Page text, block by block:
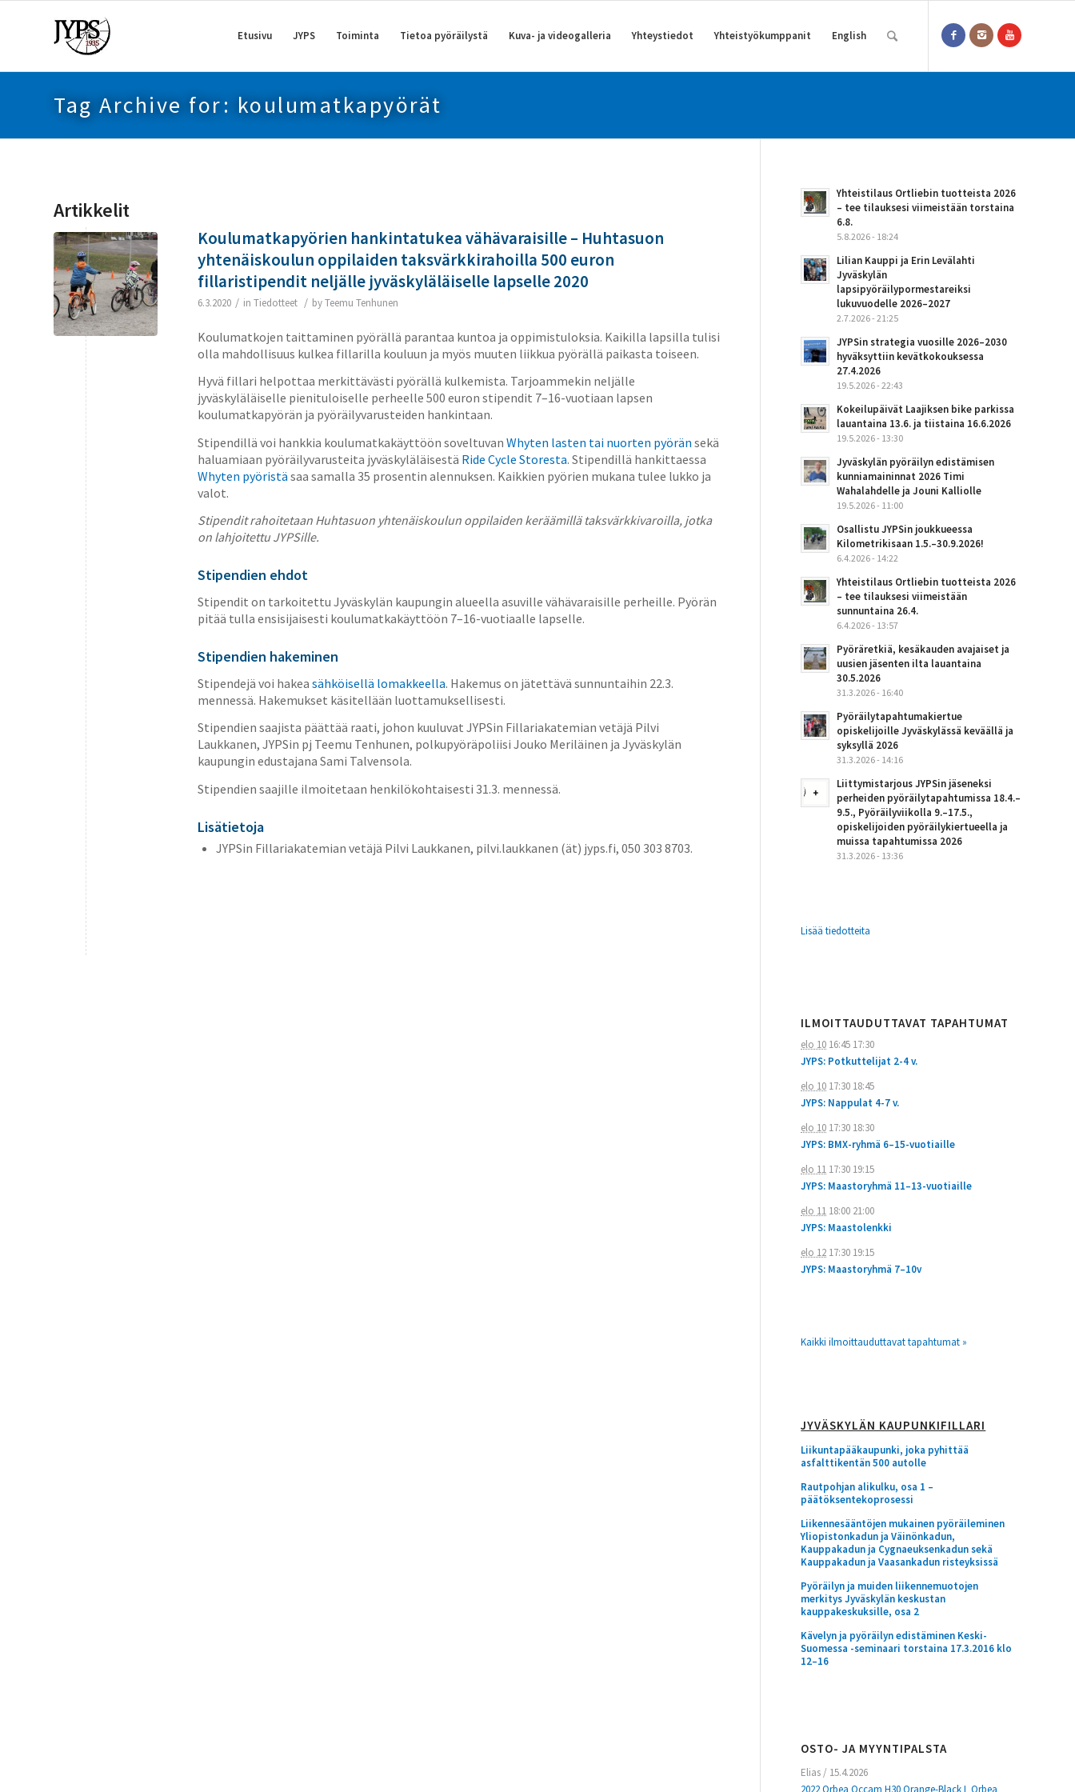
Etusivu JYPS Toiminta Tietoa pyöräilystä Kuva- ja videogalleria Yhteystiedot Yhteistyökumppanit English
Tag Archive for: koulumatkapyörät
Artikkelit
Koulumatkapyörien hankintatukea vähävaraisille – Huhtasuon
yhtenäiskoulun oppilaiden taksvärkkirahoilla 500 euron
fillaristipendit neljälle jyväskyläläiselle lapselle 2020
6.3.2020 / in Tiedotteet / byTeemu Tenhunen
Koulumatkojen taittaminen pyörällä parantaa kuntoa ja oppimistuloksia. Kaikilla lapsilla tulisi
olla mahdollisuus kulkea fillarilla kouluun ja myös muuten liikkua pyörällä paikasta toiseen.
Hyvä fillari helpottaa merkittävästi pyörällä kulkemista. Tarjoammekin neljälle
jyväskyläläiselle pienituloiselle perheelle 500 euron stipendit 7–16-vuotiaan lapsen
koulumatkapyörän ja pyöräilyvarusteiden hankintaan.
Stipendillä voi hankkia koulumatkakäyttöön soveltuvan Whyten lasten tai nuorten pyörän sekä
haluamiaan pyöräilyvarusteita jyväskyläläisestä Ride Cycle Storesta. Stipendillä hankittaessa
Whyten pyöristä saa samalla 35 prosentin alennuksen. Kaikkien pyörien mukana tulee lukko ja
valot.
Stipendit rahoitetaan Huhtasuon yhtenäiskoulun oppilaiden keräämillä taksvärkkivaroilla, jotka
on lahjoitettu JYPSille.
Stipendien ehdot
Stipendit on tarkoitettu Jyväskylän kaupungin alueella asuville vähävaraisille perheille. Pyörän
pitää tulla ensisijaisesti koulumatkakäyttöön 7–16-vuotiaalle lapselle.
Stipendien hakeminen
Stipendejä voi hakea sähköisellä lomakkeella. Hakemus on jätettävä sunnuntaihin 22.3.
mennessä. Hakemukset käsitellään luottamuksellisesti.
Stipendien saajista päättää raati, johon kuuluvat JYPSin Fillariakatemian vetäjä Pilvi
Laukkanen, JYPSin pj Teemu Tenhunen, polkupyöräpoliisi Jouko Meriläinen ja Jyväskylän
kaupungin edustajana Sami Talvensola.
Stipendien saajille ilmoitetaan henkilökohtaisesti 31.3. mennessä.
Lisätietoja
JYPSin Fillariakatemian vetäjä Pilvi Laukkanen, pilvi.laukkanen (ät) jyps.fi, 050 303 8703.
Yhteistilaus Ortliebin tuotteista 2026
– tee tilauksesi viimeistään torstaina
6.8.
5.8.2026 - 18:24
Lilian Kauppi ja Erin Levälahti
Jyväskylän
lapsipyöräilypormestareiksi
lukuvuodelle 2026–2027
2.7.2026 - 21:25
JYPSin strategia vuosille 2026–2030
hyväksyttiin kevätkokouksessa
27.4.2026
19.5.2026 - 22:43
Kokeilupäivät Laajiksen bike parkissa
lauantaina 13.6. ja tiistaina 16.6.2026
19.5.2026 - 13:30
Jyväskylän pyöräilyn edistämisen
kunniamaininnat 2026 Timi
Wahalahdelle ja Jouni Kalliolle
19.5.2026 - 11:00
Osallistu JYPSin joukkueessa
Kilometrikisaan 1.5.–30.9.2026!
6.4.2026 - 14:22
Yhteistilaus Ortliebin tuotteista 2026
– tee tilauksesi viimeistään
sunnuntaina 26.4.
6.4.2026 - 13:57
Pyöräretkiä, kesäkauden avajaiset ja
uusien jäsenten ilta lauantaina
30.5.2026
31.3.2026 - 16:40
Pyöräilytapahtumakiertue
opiskelijoille Jyväskylässä keväällä ja
syksyllä 2026
31.3.2026 - 14:16
Liittymistarjous JYPSin jäseneksi
perheiden pyöräilytapahtumissa 18.4.–
9.5., Pyöräilyviikolla 9.–17.5.,
opiskelijoiden pyöräilykiertueella ja
muissa tapahtumissa 2026
31.3.2026 - 13:36
Lisää tiedotteita
ILMOITTAUDUTTAVAT TAPAHTUMAT
elo 10 16:45 17:30
JYPS: Potkuttelijat 2-4 v.
elo 10 17:30 18:45
JYPS: Nappulat 4-7 v.
elo 10 17:30 18:30
JYPS: BMX-ryhmä 6–15-vuotiaille
elo 11 17:30 19:15
JYPS: Maastoryhmä 11–13-vuotiaille
elo 11 18:00 21:00
JYPS: Maastolenkki
elo 12 17:30 19:15
JYPS: Maastoryhmä 7–10v
Kaikki ilmoittauduttavat tapahtumat »
JYVÄSKYLÄN KAUPUNKIFILLARI
Liikuntapääkaupunki, joka pyhittää
asfalttikentän 500 autolle
Rautpohjan alikulku, osa 1 –
päätöksentekoprosessi
Liikennesääntöjen mukainen pyöräileminen
Yliopistonkadun ja Väinönkadun,
Kauppakadun ja Cygnaeuksenkadun sekä
Kauppakadun ja Vaasankadun risteyksissä
Pyöräilyn ja muiden liikennemuotojen
merkitys Jyväskylän keskustan
kauppakeskuksille, osa 2
Kävelyn ja pyöräilyn edistäminen Keski-
Suomessa -seminaari torstaina 17.3.2016 klo
12–16
OSTO- JA MYYNTIPALSTA
Elias / 15.4.2026
2022 Orbea Occam H30 Orange-Black L Orbea